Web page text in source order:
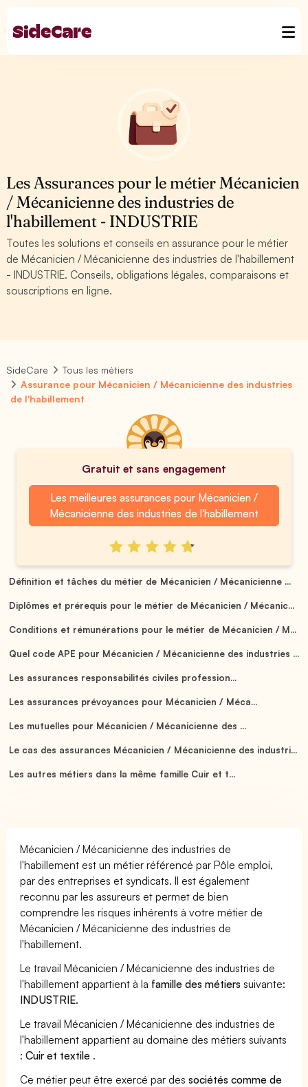
Les Assurances pour le métier Mécanicien
/ Mécanicienne des industries de
l'habillement - INDUSTRIE
Toutes les solutions et conseils en assurance pour le métier
de Mécanicien / Mécanicienne des industries de l'habillement
- INDUSTRIE. Conseils, obligations légales, comparaisons et
souscriptions en ligne.
SideCare
Tous les métiers
Assurance pour Mécanicien / Mécanicienne des industries
de l'habillement
Gratuit et sans engagement
Les meilleures assurances pour Mécanicien /
Mécanicienne des industries de l'habillement
Définition et tâches du métier de Mécanicien / Mécanicienne ...
Diplômes et prérequis pour le métier de Mécanicien / Mécanic...
Conditions et rémunérations pour le métier de Mécanicien / M...
Quel code APE pour Mécanicien / Mécanicienne des industries ...
Les assurances responsabilités civiles profession...
Les assurances prévoyances pour Mécanicien / Méca...
Les mutuelles pour Mécanicien / Mécanicienne des ...
Le cas des assurances Mécanicien / Mécanicienne des industri...
Les autres métiers dans la même famille Cuir et t...
Mécanicien / Mécanicienne des industries de
l'habillement est un métier référencé par Pôle emploi,
par des entreprises et syndicats. Il est également
reconnu par les assureurs et permet de bien
comprendre les risques inhérents à votre métier de
Mécanicien / Mécanicienne des industries de
l'habillement.
Le travail Mécanicien / Mécanicienne des industries de
l'habillement appartient à la famille des métiers suivante:
INDUSTRIE.
Le travail Mécanicien / Mécanicienne des industries de
l'habillement appartient au domaine des métiers suivants
:Cuir et textile .
Ce métier peut être exercé par dessociétés comme de